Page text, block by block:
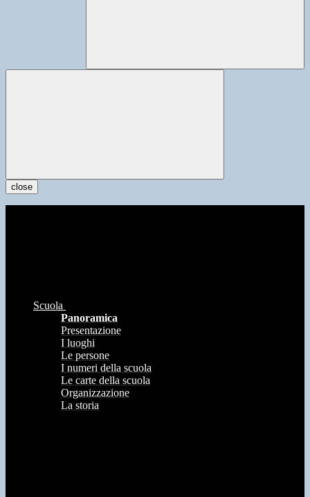
close
Scuola
Panoramica
Presentazione
I luoghi
Le persone
I numeri della scuola
Le carte della scuola
Organizzazione
La storia